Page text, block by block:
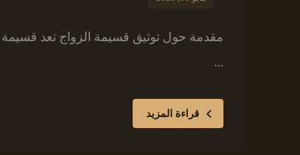
مقدمة حول توثيق قسيمة الزواج تعد
...
قراءة المزيد